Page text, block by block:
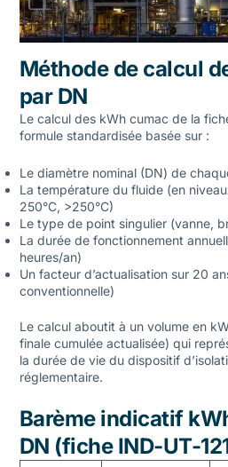
Méthode de calcul
par DN
Le calcul des kWh cumac de la
formule standardisée basée sur :
Le diamètre nominal (DN) de
La température du fluide (en
250°C, >250°C)
Le type de point singulier (vanne,
La durée de fonctionnement
heures/an)
Un facteur d’actualisation sur 20
conventionnelle)
Le calcul aboutit à un volume en
finale cumulée actualisée) qui
la durée de vie du dispositif
réglementaire.
Barème indicatif
DN (fiche IND-UT-